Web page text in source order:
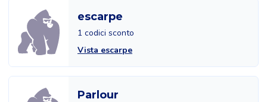
escarpe
1 codici sconto
Vista escarpe
Parlour